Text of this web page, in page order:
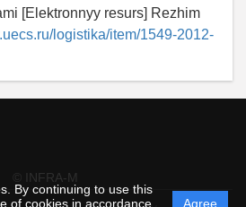
By continuing to use this
of cookies in accordance
Agree
[Elektronnyy resurs] Rezhim
logistika/item/1549-2012-
© INFRA-M